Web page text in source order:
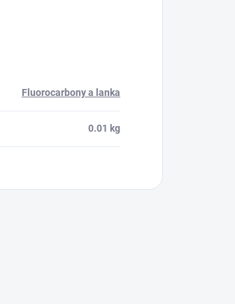
Fluorocarbony a lanka
0.01 kg